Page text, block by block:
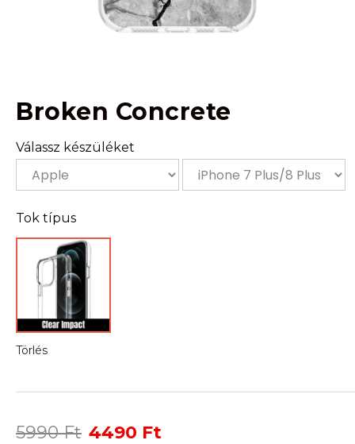
Broken Concrete
Válassz készüléket
Tok típus
Törlés
5990Ft Original
4490 Ft